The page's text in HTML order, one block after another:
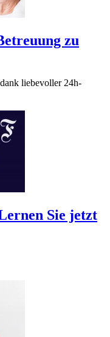
zu
liebevoller 24h-
Sie jetzt